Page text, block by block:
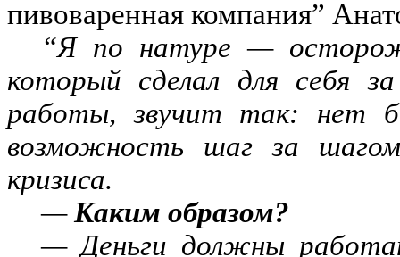
пивоваренная компания”
“Я по натуре —
который сделал для себя
работы, звучит так: нет
возможность шаг за
кризиса.
—Каким образом?
— Деньги должны